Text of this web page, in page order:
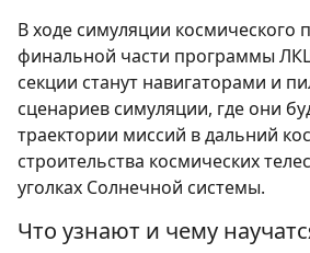
В ходе симуляции космического
финальной части программы
секции станут навигаторами и
сценариев симуляции, где они
траектории миссий в дальний
строительства космических
уголках Солнечной системы.
Что узнают и чему